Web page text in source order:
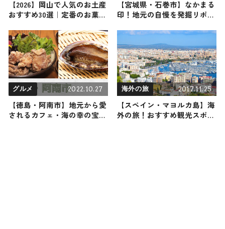
【2026】岡山で人気のお土産
おすすめ30選｜定番のお菓子
産、岡山限定まで幅広く紹介
【宮城県・石巻市】なかまる
印！地元の自慢を発掘リポー
グルメ 2022.10.27
【徳島・阿南市】地元から愛
されるカフェ・海の幸の宝庫
海外の旅 2017.11.25
【スペイン・マヨルカ島】海
外の旅！おすすめ観光スポッ